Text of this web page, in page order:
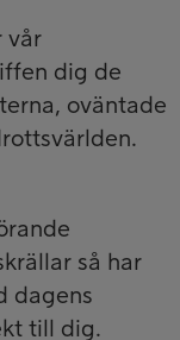
vår
dig de
oväntade
så har
dagens
till dig.